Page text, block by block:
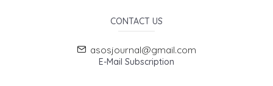
CONTACT US
asosjournal@gmail.com
E-Mail Subscription